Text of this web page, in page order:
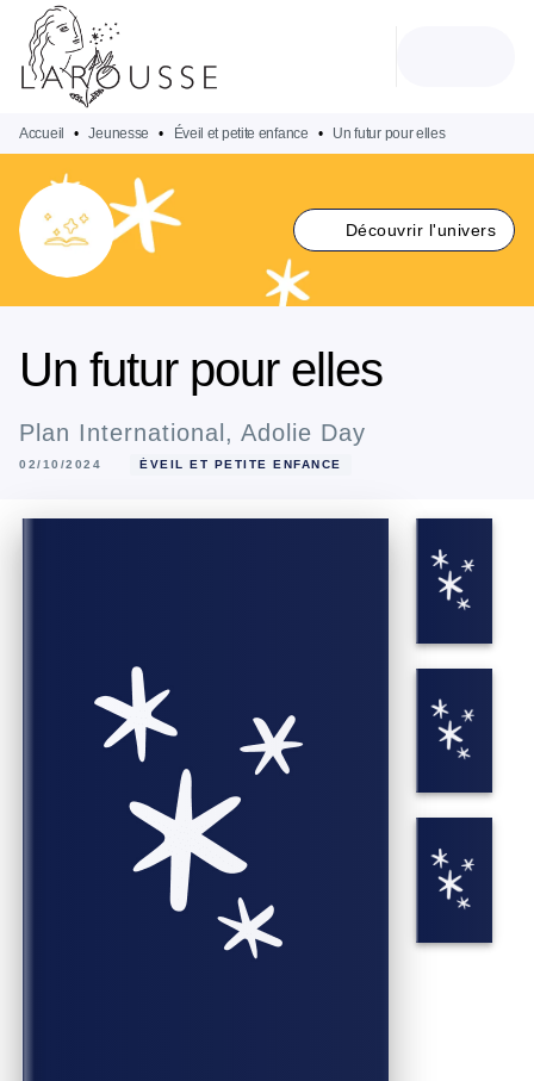
MENU
PIED DE PAGE
Accueil • Jeunesse • Éveil et petite enfance • Un futur pour elles
Découvrir l'univers
Un futur pour elles
Plan International , Adolie Day
02/10/2024 ÉVEIL ET PETITE ENFANCE